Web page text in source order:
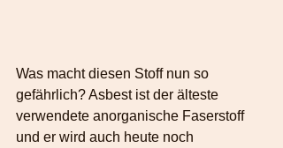
Was macht diesen Stoff nun so
gefährlich? Asbest ist der älteste
verwendete anorganische Faserstoff
und er wird auch heute noch